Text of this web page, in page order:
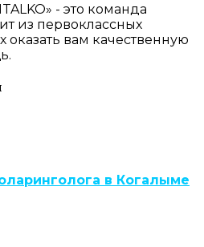
- это команда
из первоклассных
оказать вам качественную
в Когалыме